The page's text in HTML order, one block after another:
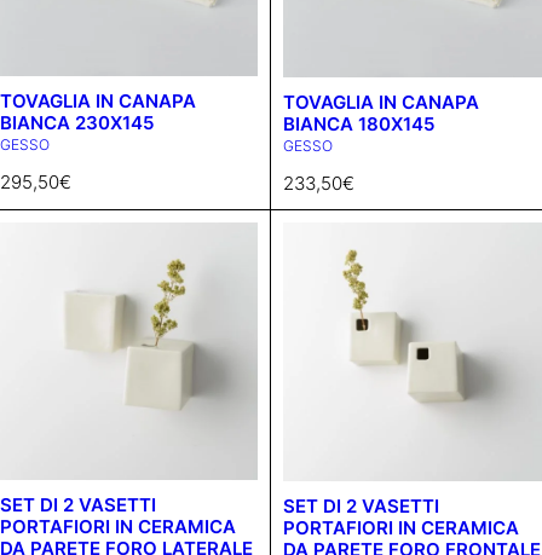
TOVAGLIA IN CANAPA
BIANCA 230X145
GESSO
295,50€
TOVAGLIA IN CANAPA
BIANCA 180X145
GESSO
233,50€
SET DI 2 VASETTI
PORTAFIORI IN CERAMICA
DA PARETE FORO LATERALE
SET DI 2 VASETTI
PORTAFIORI IN CERAMICA
DA PARETE FORO FRONTALE